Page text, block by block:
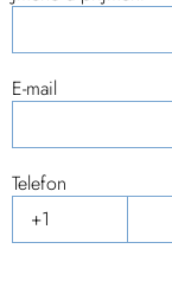
E-mail
Telefon